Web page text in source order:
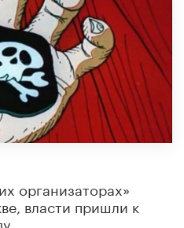
организаторах»
власти пришли к